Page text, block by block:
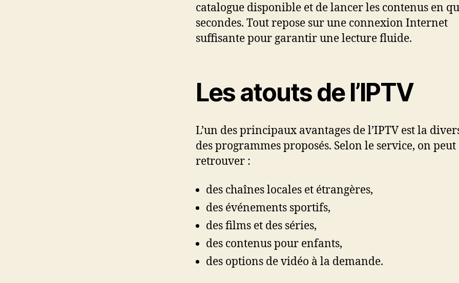
catalogue disponible et de lancer les contenus en
secondes. Tout repose sur une connexion Internet
suffisante pour garantir une lecture fluide.
Les atouts de l’IPTV
L’un des principaux avantages de l’IPTV est la
des programmes proposés. Selon le service, on peut
retrouver :
des chaînes locales et étrangères,
des événements sportifs,
des films et des séries,
des contenus pour enfants,
des options de vidéo à la demande.